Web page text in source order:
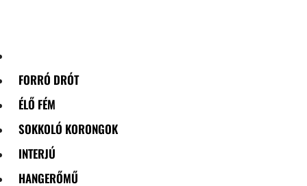
FORRÓ DRÓT
ÉLŐ FÉM
SOKKOLÓ KORONGOK
INTERJÚ
HANGERŐMŰ